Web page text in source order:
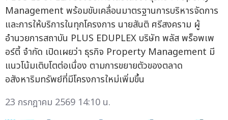
Management พร้อมขับเคลื่อนมาตรฐานการบริหารจัดการ
และการให้บริการในทุกโครงการ นายสันติ ศรีสงคราม ผู้
อำนวยการสถาบัน PLUS EDUPLEX บริษัท พลัส พร็อพเพ
อร์ตี้ จำกัด เปิดเผยว่า ธุรกิจ Property Management มี
แนวโน้มเติบโตต่อเนื่อง ตามการขยายตัวของตลาด
อสังหาริมทรัพย์ที่มีโครงการใหม่เพิ่มขึ้น
23 กรกฎาคม 2569 14:10 น.